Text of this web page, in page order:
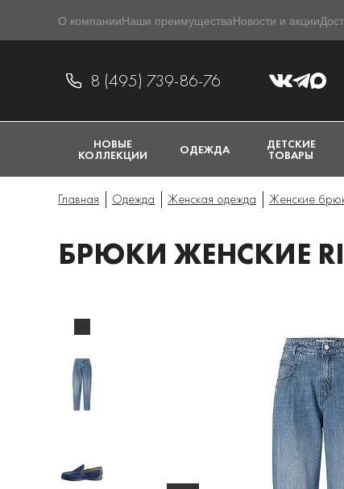
О компанииНаши преимуществаНовости и акции
8 (495) 739-86-76
НОВЫЕ
КОЛЛЕКЦИИ ОДЕЖДА ДЕТСКИЕ
ТОВАРЫ
Главная Одежда Женская одежда Женские
БРЮКИ ЖЕНСКИЕ